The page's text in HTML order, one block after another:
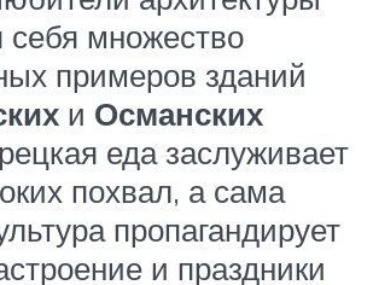
себя множество
примеров зданий
и Османских
еда заслуживает
похвал, а сама
пропагандирует
и праздники